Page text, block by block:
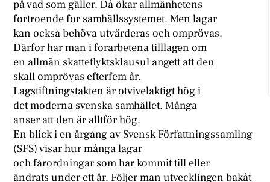
på vad som gäller. Då ökar allmänhetens
fortroende for samhällssystemet. Men lagar
kan också behöva utvärderas och omprövas.
Därfor har man i forarbetena tilllagen om
en allmän skatteflyktsklausul angett att den
skall omprövas efterfem år.
Lagstiftningstakten är otvivelaktigt hög i
det moderna svenska samhället. Många
anser att den är alltför hög.
En blick i en årgång av Svensk Författningssamling
(SFS) visar hur många lagar
och fårordningar som har kommit till eller
ändrats under ett år. Följer man utvecklingen bakåt